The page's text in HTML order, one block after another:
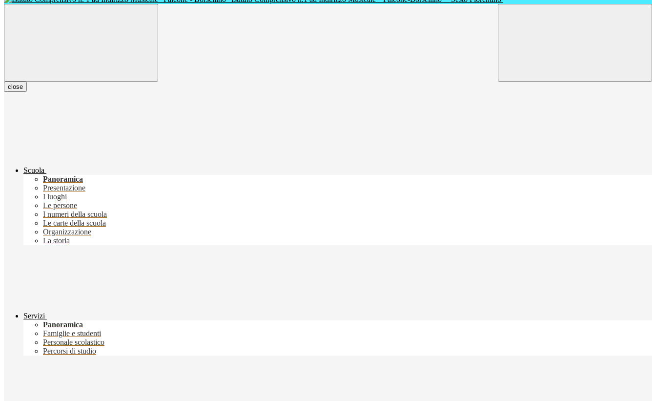
close
Scuola
Panoramica
Presentazione
I luoghi
Le persone
I numeri della scuola
Le carte della scuola
Organizzazione
La storia
Servizi
Panoramica
Famiglie e studenti
Personale scolastico
Percorsi di studio